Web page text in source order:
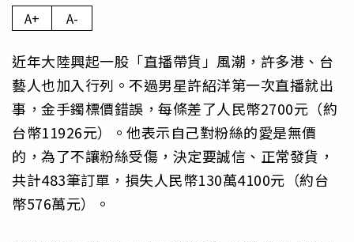
A+ A-
近年大陸興起一股「直播帶貨」風潮，許多港、台
藝人也加入行列。不過男星許紹洋第一次直播就出
事，金手鐲標價錯誤，每條差了人民幣2700元（約
台幣11926元）。他表示自己對粉絲的愛是無價
的，為了不讓粉絲受傷，決定要誠信、正常發貨，
共計483筆訂單，損失人民幣130萬4100元（約台
幣576萬元）。